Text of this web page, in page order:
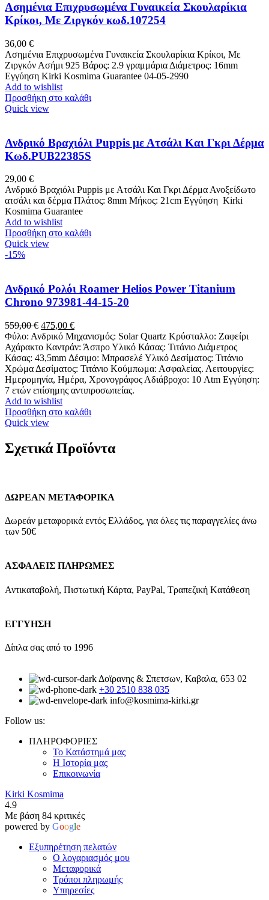
Ασημένια Επιχρυσωμένα Γυναικεία Σκουλαρίκια
Κρίκοι, Με Ζιργκόν κωδ.107254
36,00 €
Ασημένια Επιχρυσωμένα Γυναικεία Σκουλαρίκια Κρίκοι, Με
Ζιργκόν Ασήμι 925 Βάρος: 2.9 γραμμάρια Διάμετρος: 16mm
Εγγύηση Kirki Kosmima Guarantee 04-05-2990
Add to wishlist
Προσθήκη στο καλάθι
Quick view
Ανδρικό Βραχιόλι Puppis με Ατσάλι Και Γκρι Δέρμα
Κωδ.PUB22385S
29,00 €
Ανδρικό Βραχιόλι Puppis με Ατσάλι Και Γκρι Δέρμα Ανοξείδωτο
ατσάλι και δέρμα Πλάτος: 8mm Μήκος: 21cm Εγγύηση Kirki
Kosmima Guarantee
Add to wishlist
Προσθήκη στο καλάθι
Quick view
-15%
Ανδρικό Ρολόι Roamer Helios Power Titanium
Chrono 973981-44-15-20
559,00€ Original
price
was:
559,00 €.
475,00 €Η
τρέχουσα
τιμή
είναι:
475,00 €.
Φύλο: Ανδρικό Μηχανισμός: Solar Quartz Κρύσταλλο: Ζαφείρι
Αχάρακτο Καντράν: Άσπρο Υλικό Κάσας: Τιτάνιο Διάμετρος
Κάσας: 43,5mm Δέσιμο: Μπρασελέ Υλικό Δεσίματος: Τιτάνιο
Χρώμα Δεσίματος: Τιτάνιο Κούμπωμα: Ασφαλείας. Λειτουργίες:
Ημερομηνία, Ημέρα, Χρονογράφος Αδιάβροχο: 10 Atm Εγγύηση:
7 ετών επίσημης αντιπροσωπείας.
Add to wishlist
Προσθήκη στο καλάθι
Quick view
Σχετικά Προϊόντα
ΔΩΡΕΑΝ ΜΕΤΑΦΟΡΙΚΑ
Δωρεάν μεταφορικά εντός Ελλάδος, για όλες τις παραγγελίες άνω
των 50€
ΑΣΦΑΛΕΙΣ ΠΛΗΡΩΜΕΣ
Αντικαταβολή, Πιστωτική Κάρτα, PayPal, Τραπεζική Kατάθεση
ΕΓΓΥΗΣΗ
Δίπλα σας από το 1996
Δοϊρανης & Σπετσων, Καβαλα, 653 02
+30 2510 838 035
info@kosmima-kirki.gr
Follow us:
ΠΛΗΡΟΦΟΡΙΕΣ
Το Κατάστημά μας
Η Ιστορία μας
Επικοινωνία
Kirki Kosmima
4.9
Με βάση 84 κριτικές
powered by Google
Εξυπηρέτηση πελατών
Ο λογαριασμός μου
Μεταφορικά
Τρόποι πληρωμής
Υπηρεσίες